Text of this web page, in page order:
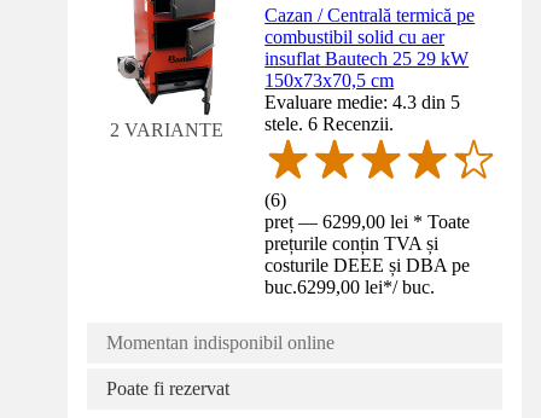
2 VARIANTE
Cazan / Centrală termică pe
combustibil solid cu aer
insuflat Bautech 25 29 kW
150x73x70,5 cm
Evaluare medie: 4.3 din 5
stele. 6 Recenzii.
(6)
preț — 6299,00 lei * Toate
prețurile conțin TVA și
costurile DEEE și DBA pe
buc.6299,00 lei*/ buc.
Momentan indisponibil online
Poate fi rezervat